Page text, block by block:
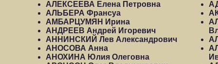
АЛЕКСЕЕВА Елена Петровна
АЛЬБЕРА Франсуа
АМБАРЦУМЯН Ирина
АНДРЕЕВ Андрей Игоревич
АННИНСКИЙ Лев Александрович
АНОСОВА Анна
АНОХИНА Юлия Олеговна